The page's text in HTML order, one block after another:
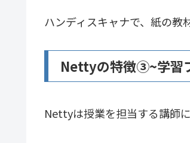
ハンディスキャナで、紙の教
Nettyの特徴③~学習
Nettyは授業を担当する講師